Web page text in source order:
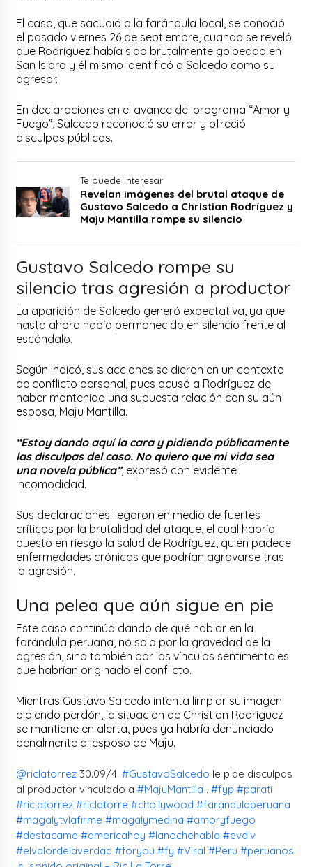
El caso, que sacudió a la farándula local, se conoció
el pasado viernes 26 de septiembre, cuando se reveló
que Rodríguez había sido brutalmente golpeado en
San Isidro y él mismo identificó a Salcedo como su
agresor.
En declaraciones en el avance del programa “Amor y
Fuego”, Salcedo reconoció su error y ofreció
disculpas públicas.
Te puede interesar
Revelan imágenes del brutal ataque de
Gustavo Salcedo a Christian Rodríguez y
Maju Mantilla rompe su silencio
Gustavo Salcedo rompe su
silencio tras agresión a productor
La aparición de Salcedo generó expectativa, ya que
hasta ahora había permanecido en silencio frente al
escándalo.
Según indicó, sus acciones se dieron en un contexto
de conflicto personal, pues acusó a Rodríguez de
haber mantenido una supuesta relación con su aún
esposa, Maju Mantilla.
“Estoy dando aquí la cara y pidiendo públicamente
las disculpas del caso. No quiero que mi vida sea
una novela pública”, expresó con evidente
incomodidad.
Sus declaraciones llegaron en medio de fuertes
críticas por la brutalidad del ataque, el cual habría
puesto en riesgo la salud de Rodríguez, quien padece
enfermedades crónicas que podrían agravarse tras
la agresión.
Una pelea que aún sigue en pie
Este caso continúa dando de qué hablar en la
farándula peruana, no solo por la gravedad de la
agresión, sino también por los vínculos sentimentales
que habrían originado el conflicto.
Mientras Gustavo Salcedo intenta limpiar su imagen
pidiendo perdón, la situación de Christian Rodríguez
se mantiene en alerta, pues ya habría denunciado
penalmente al esposo de Maju.
@riclatorrez 30.09/4:#GustavoSalcedo le pide disculpas
al productor vinculado a#MajuMantilla .#fyp #parati
#riclatorrez #riclatorre #chollywood #farandulaperuana
#magalytvlafirme #magalymedina #amoryfuego
#destacame #americahoy #lanochehabla #evdlv
#elvalordelaverdad #foryou #fy #Viral #Peru #peruanos